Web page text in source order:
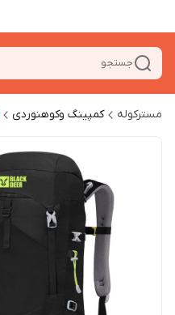
جستجو
مسترکوله کمپینگ وکوهنوردی